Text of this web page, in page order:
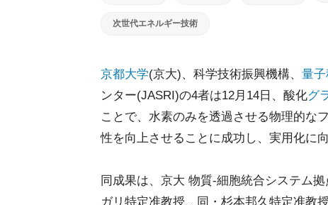
次世代エネルギー技術
京都大学(京大)、科学技術振興機構、 量
ンター(JASRI)の4者は12月14日、酸化グ
ことで、水素のみを透過させる物理的な
性を向上させることに成功し、実用化に
同成果は、京大 物質-細胞統合システム
ガリ特定准教授、同・杉本邦久特定准教